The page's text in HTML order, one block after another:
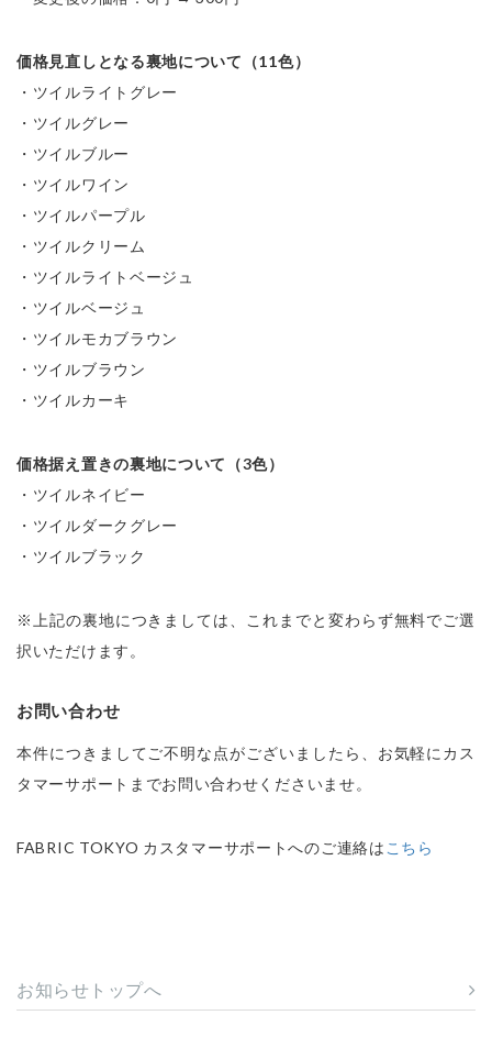
価格見直しとなる裏地について（11色）
・ツイルライトグレー
・ツイルグレー
・ツイルブルー
・ツイルワイン
・ツイルパープル
・ツイルクリーム
・ツイルライトベージュ
・ツイルベージュ
・ツイルモカブラウン
・ツイルブラウン
・ツイルカーキ
価格据え置きの裏地について（3色）
・ツイルネイビー
・ツイルダークグレー
・ツイルブラック
※上記の裏地につきましては、これまでと変わらず無料でご選
択いただけます。
お問い合わせ
本件につきましてご不明な点がございましたら、お気軽にカス
タマーサポートまでお問い合わせくださいませ。
FABRIC TOKYO カスタマーサポートへのご連絡は こちら
お知らせトップへ